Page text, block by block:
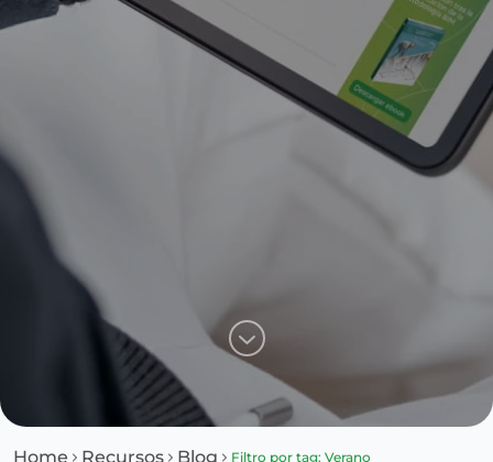
Home Recursos Blog Filtro por tag: Verano